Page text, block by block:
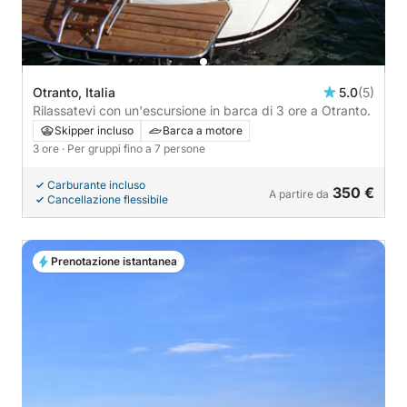
Otranto, Italia 5.0(5)
Rilassatevi con un'escursione in barca di 3 ore a Otranto.
Skipper incluso
Barca a motore
3 ore · Per gruppi fino a 7 persone
Carburante incluso
Cancellazione flessibile
A partire da 350 €
Prenotazione istantanea